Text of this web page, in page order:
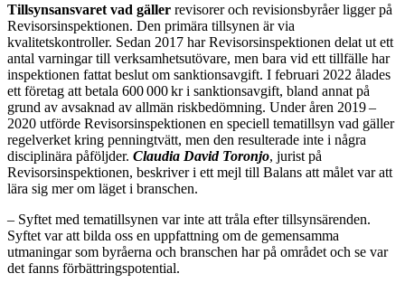
Tillsynsansvaret vad gäller revisorer och revisionsbyråer ligger på
Revisorsinspektionen. Den primära tillsynen är via
kvalitetskontroller. Sedan 2017 har Revisorsinspektionen delat ut ett
antal varningar till verksamhetsutövare, men bara vid ett tillfälle har
inspektionen fattat beslut om sanktionsavgift. I februari 2022 ålades
ett företag att betala 600 000 kr i sanktionsavgift, bland annat på
grund av avsaknad av allmän riskbedömning. Under åren 2019 –
2020 utförde Revisorsinspektionen en speciell tematillsyn vad gäller
regelverket kring penningtvätt, men den resulterade inte i några
disciplinära påföljder. ­Claudia David Toronjo, jurist på
Revisorsinspektionen, beskriver i ett mejl till Balans att målet var att
lära sig mer om läget i branschen.
– Syftet med tematillsynen var inte att tråla efter tillsynsärenden.
Syftet var att bilda oss en uppfattning om de gemensamma
utmaningar som ­byråerna och branschen har på om­rådet och se var
det fanns förbättrings­potential.